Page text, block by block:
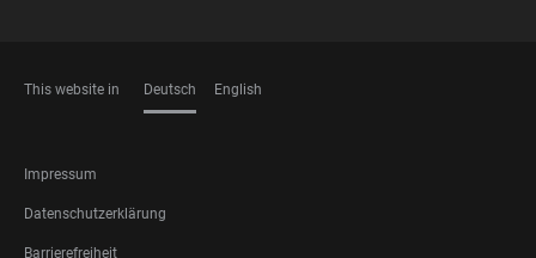
This website in Deutsch English
FOOTER
LEGAL
Impressum
Datenschutzerklärung
Barrierefreiheit